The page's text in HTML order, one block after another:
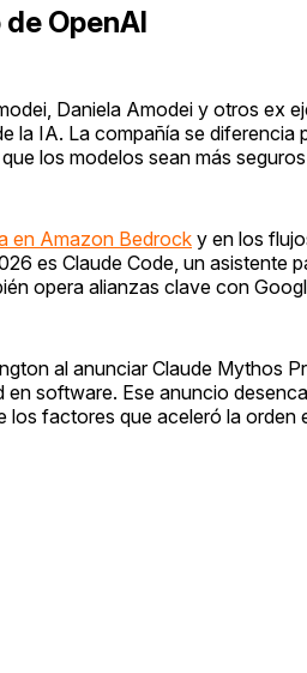
OpenAI
Daniela Amodei y otros ex
la IA. La compañía se
los modelos sean más
en Amazon Bedrock y en los
es Claude Code, un asistente
opera alianzas clave con
al anunciar Claude Mythos
en software. Ese anuncio
factores que aceleró la orden